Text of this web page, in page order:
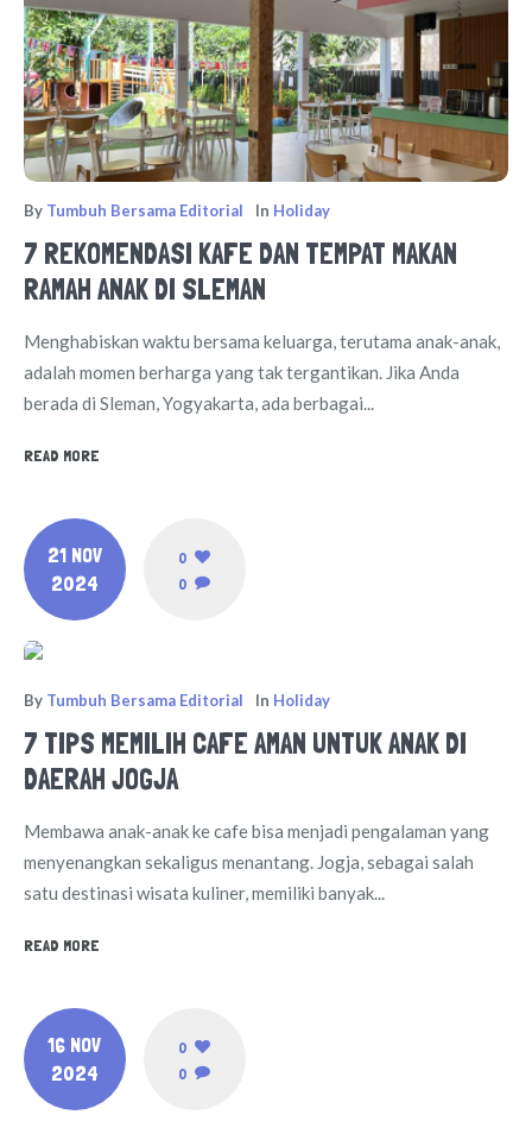
By Tumbuh Bersama Editorial In Holiday
7 REKOMENDASI KAFE DAN TEMPAT MAKAN
RAMAH ANAK DI SLEMAN
Menghabiskan waktu bersama keluarga, terutama anak-anak,
adalah momen berharga yang tak tergantikan. Jika Anda
berada di Sleman, Yogyakarta, ada berbagai...
READ MORE
21 NOV
2024
0
0
By Tumbuh Bersama Editorial In Holiday
7 TIPS MEMILIH CAFE AMAN UNTUK ANAK DI
DAERAH JOGJA
Membawa anak-anak ke cafe bisa menjadi pengalaman yang
menyenangkan sekaligus menantang. Jogja, sebagai salah
satu destinasi wisata kuliner, memiliki banyak...
READ MORE
16 NOV
2024
0
0